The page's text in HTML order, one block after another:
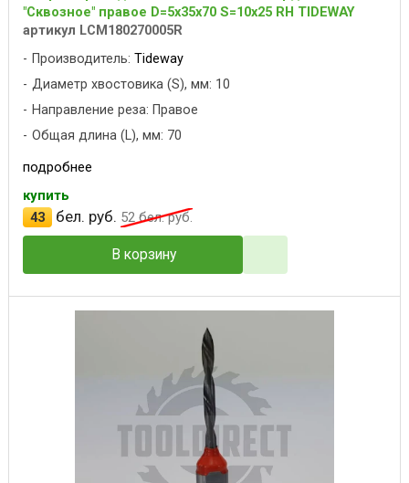
"Сквозное" правое D=5x35x70 S=10x25 RH TIDEWAY
артикул LCM180270005R
Производитель: Tideway
Диаметр хвостовика (S), мм: 10
Направление реза: Правое
Общая длина (L), мм: 70
подробнее
купить
43
бел. руб. 52бел. руб.
В корзину